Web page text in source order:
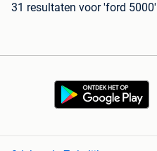
31 resultaten voor 'ford 5000'